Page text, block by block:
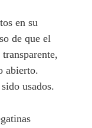
en su
de que el
abierto.
usados.